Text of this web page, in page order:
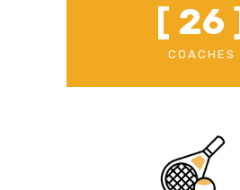
COACHES
[ 26 ]